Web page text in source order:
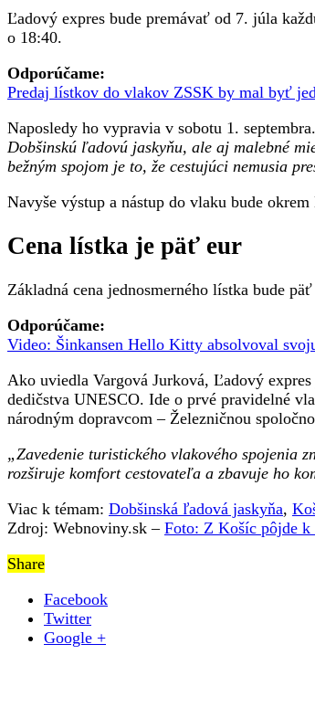
Ľadový expres bude premávať od 7. júla
o 18:40.
Odporúčame:
Predaj lístkov do vlakov ZSSK by mal byť
Naposledy ho vypravia v sobotu 1. septembra.
Dobšinskú ľadovú jaskyňu, ale aj malebné
bežným spojom je to, že cestujúci nemusia
Navyše výstup a nástup do vlaku bude
Cena lístka je päť eur
Základná cena jednosmerného lístka bude
Odporúčame:
Video: Šinkansen Hello Kitty absolvoval
Ako uviedla Vargová Jurková, Ľadový
dedičstva UNESCO. Ide o prvé pravidelné
národným dopravcom – Železničnou
„Zavedenie turistického vlakového spojenia
rozširuje komfort cestovateľa a zbavuje ho
Viac k témam: Dobšinská ľadová jaskyňa,
Zdroj: Webnoviny.sk – Foto: Z Košíc pôjde
Share
Facebook
Twitter
Google +